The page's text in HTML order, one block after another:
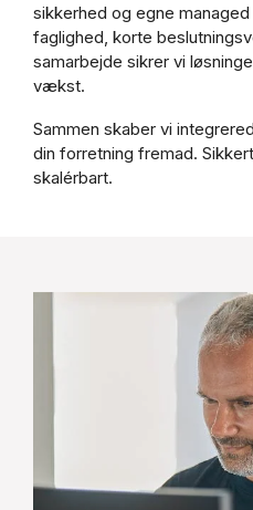
sikkerhed og egne
faglighed, korte
samarbejde sikrer vi
vækst.
Sammen skaber vi
din forretning fremad.
skalérbart.